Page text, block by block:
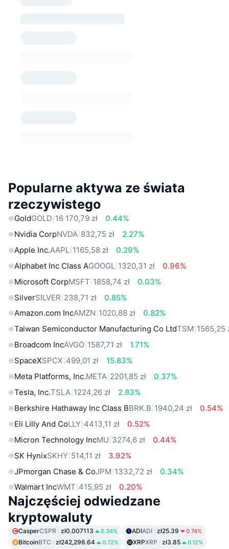
Popularne aktywa ze świata
rzeczywistego
GoldGOLD 16 170,79 zł
0.44%
Nvidia CorpNVDA 832,75 zł
2.27%
Apple Inc.AAPL 1165,58 zł
0.29%
Alphabet Inc Class AGOOGL 1320,31 zł
0.96%
Microsoft CorpMSFT 1858,74 zł
0.03%
SilverSILVER 238,71 zł
0.85%
Amazon.com IncAMZN 1020,88 zł
0.82%
Taiwan Semiconductor Manufacturing Co LtdTSM 1565,25
Broadcom IncAVGO 1587,71 zł
1.71%
SpaceXSPCX 499,01 zł
15.83%
Meta Platforms, Inc.META 2201,85 zł
0.37%
Tesla, Inc.TSLA 1224,26 zł
2.83%
Berkshire Hathaway Inc Class BBRK.B 1940,24 zł
0.54%
Eli Lilly And CoLLY 4413,11 zł
0.52%
Micron Technology IncMU 3274,6 zł
0.44%
SK HynixSKHY 514,11 zł
3.92%
JPmorgan Chase & CoJPM 1332,72 zł
0.34%
Walmart IncWMT 415,95 zł 0.20%
Najczęściej odwiedzane
kryptowaluty
CasperCSPR zł0.007113 0.34% ADIADI zł25.39 0.74%
BitcoinBTC zł242,296.64 0.72% XRPXRP zł3.85 0.12%